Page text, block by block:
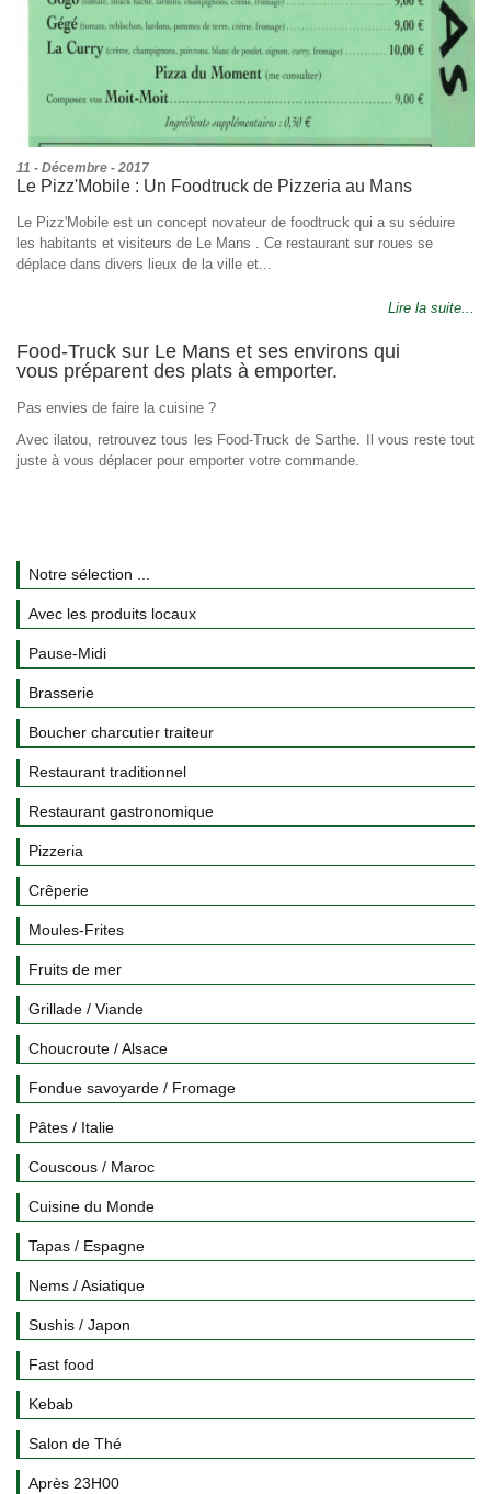
11 - Décembre - 2017
Le Pizz'Mobile : Un Foodtruck de Pizzeria au Mans
Le Pizz'Mobile est un concept novateur de foodtruck qui a su séduire
les habitants et visiteurs de Le Mans . Ce restaurant sur roues se
déplace dans divers lieux de la ville et...
Lire la suite...
Food-Truck sur Le Mans et ses environs qui
vous préparent des plats à emporter.
Pas envies de faire la cuisine ?
Avec ilatou, retrouvez tous les Food-Truck de Sarthe. Il vous reste tout
juste à vous déplacer pour emporter votre commande.
Notre sélection ...
Avec les produits locaux
Pause-Midi
Brasserie
Boucher charcutier traiteur
Restaurant traditionnel
Restaurant gastronomique
Pizzeria
Crêperie
Moules-Frites
Fruits de mer
Grillade / Viande
Choucroute / Alsace
Fondue savoyarde / Fromage
Pâtes / Italie
Couscous / Maroc
Cuisine du Monde
Tapas / Espagne
Nems / Asiatique
Sushis / Japon
Fast food
Kebab
Salon de Thé
Après 23H00